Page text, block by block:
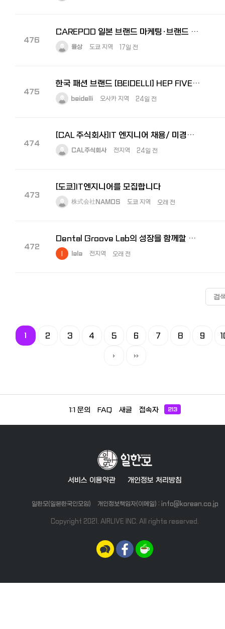
476
CAREPOD 일본 브랜드 마케팅·브랜드 전략 경력 채용
율상 도쿄 지역 17일 전
475
한국 패션 브랜드 [BEIDELLI] HEP FIVE 점포 관리자 모집
beidelli 오사카 지역 24일 전
474
[CAL 주식회사]IT 엔지니어 채용/ 미경험 신입사원 적극 채용중
CAL주식회사 전지역 24일 전
473
[도쿄]IT엔지니어를 모집합니다
株式会社NAMOS 도쿄 지역 오래 전
472
Dental Groove Lab의 성장을 함께할 운영 지원팀 신규 채용
lala 전지역 오래 전
검
1 2 3 4 5 6 7 8 9
1:1 문의 FAQ 새글 접속자 213
서비스 이용약관 개인정보 처리방침
일한모(일본한국인모임) 개인정보책임자(이메일) : info@korean.co.jp
Copyright 2021. AIRLIVE INC. All rights reserved.